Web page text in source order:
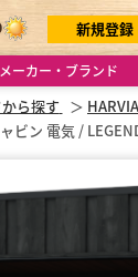
メーカー・ブランド
新規登録
ら探す
ビン 電気 /